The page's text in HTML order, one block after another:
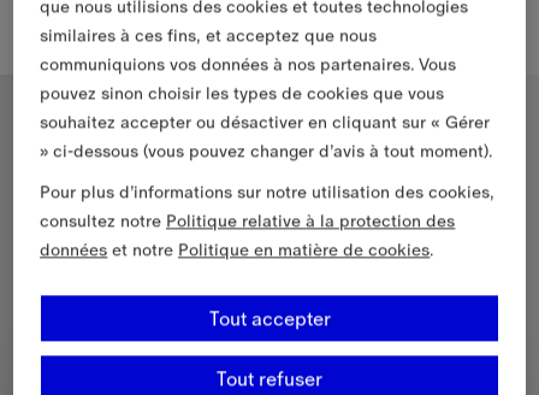
885,00 €
Bottines Huntley en cuir, 885,00 €
1 250,00 €
Bottes basses Saddle en cuir
que nous utilisions des cookies et toutes technologies
similaires à ces fins, et acceptez que nous
communiquions vos données à nos partenaires. Vous
pouvez sinon choisir les types de cookies que vous
souhaitez accepter ou désactiver en cliquant sur « Gérer
» ci-dessous (vous pouvez changer d’avis à tout moment).
Pour plus d’informations sur notre utilisation des cookies,
consultez notre Politique relative à la protection des
données et notre Politique en matière de cookies.
Tout refuser
Tout accepter